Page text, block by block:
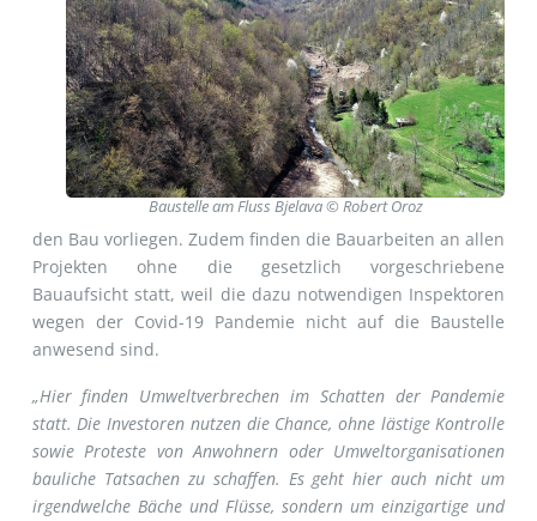
Baustelle am Fluss Bjelava © Robert Oroz
den Bau vorliegen. Zudem finden die Bauarbeiten an allen
Projekten ohne die gesetzlich vorgeschriebene
Bauaufsicht statt, weil die dazu notwendigen Inspektoren
wegen der Covid-19 Pandemie nicht auf die Baustelle
anwesend sind.
„Hier finden Umweltverbrechen im Schatten der Pandemie
statt. Die Investoren nutzen die Chance, ohne lästige Kontrolle
sowie Proteste von Anwohnern oder Umweltorganisationen
bauliche Tatsachen zu schaffen. Es geht hier auch nicht um
irgendwelche Bäche und Flüsse, sondern um einzigartige und